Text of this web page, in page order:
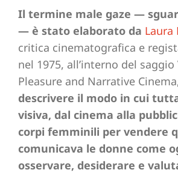
Il termine male gaze —
— è stato elaborato da Laura
critica cinematografica e
nel 1975, all’interno del saggio
Pleasure and Narrative
descrivere il modo in cui
visiva, dal cinema alla
corpi femminili per vendere
comunicava le donne come
osservare, desiderare e